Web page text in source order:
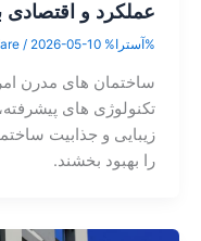
عملکرد و اقتصادی
%آسترا% / 2026-05-10
ساختمان های مدرن
تکنولوژی های
زیبایی و جذابیت
را بهبود بخشند.